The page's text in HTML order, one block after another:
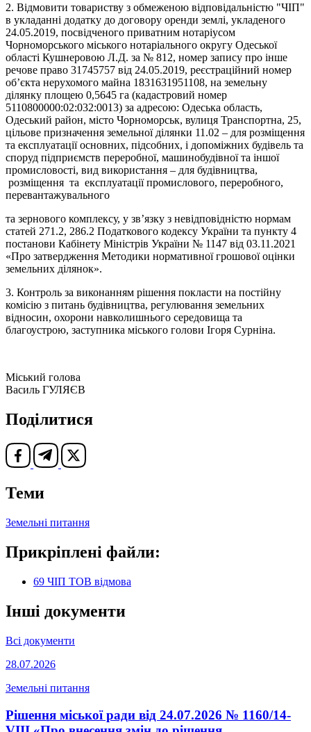
2. Відмовити товариству з обмеженою відповідальністю "ЧІП"
в укладанні додатку до договору оренди землі, укладеного
24.05.2019, посвідченого приватним нотаріусом
Чорноморського міського нотаріального округу Одеської
області Кушнеровою Л.Д. за № 812, номер запису про інше
речове право 31745757 від 24.05.2019, реєстраційний номер
об’єкта нерухомого майна 1831631951108, на земельну
ділянку площею 0,5645 га (кадастровий номер
5110800000:02:032:0013) за адресою: Одеська область,
Одеський район, місто Чорноморськ, вулиця Транспортна, 25,
цільове призначення земельної ділянки 11.02 – для розміщення
та експлуатації основних, підсобних, і допоміжних будівель та
споруд підприємств переробної, машинобудівної та іншої
промисловості, вид використання – для будівництва,
розміщення та експлуатації промислового, переробного,
перевантажувального
та зернового комплексу, у зв’язку з невідповідністю нормам
статей 271.2, 286.2 Податкового кодексу України та пункту 4
постанови Кабінету Міністрів України № 1147 від 03.11.2021
«Про затвердження Методики нормативної грошової оцінки
земельних ділянок».
3. Контроль за виконанням рішення покласти на постійну
комісію з питань будівництва, регулювання земельних
відносин, охорони навколишнього середовища та
благоустрою, заступника міського голови Ігоря Сурніна.
Міський голова
Василь ГУЛЯЄВ
Поділитися
Теми
Земельні питання
Прикріплені файли:
69 ЧІП ТОВ відмова
Інші документи
Всі документи
28.07.2026
Земельні питання
Рішення міської ради від 24.07.2026 № 1160/14-